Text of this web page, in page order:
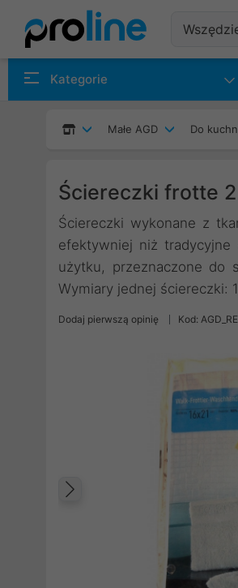
Kategorie
Małe AGD Do
Ściereczki frotte
Ściereczki wykonane z
efektywniej niż tradycyjne
użytku, przeznaczone do
Wymiary jednej ściereczki:
Dodaj pierwszą opinię Kod:
Poprzedni